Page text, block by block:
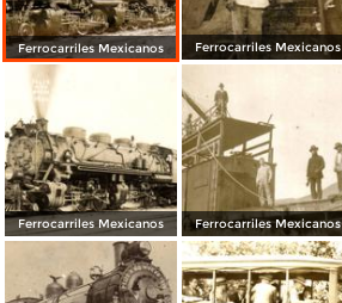
Ferrocarriles Mexicanos Ferrocarriles Mexicanos
Ferrocarriles Mexicanos Ferrocarriles Mexicanos